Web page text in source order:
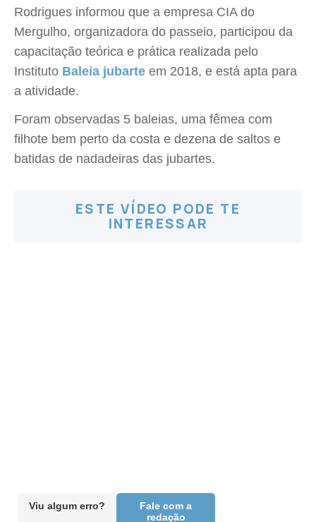
Rodrigues informou que a empresa CIA do
Mergulho, organizadora do passeio, participou da
capacitação teórica e prática realizada pelo
Instituto Baleia jubarte em 2018, e está apta para
a atividade.
Foram observadas 5 baleias, uma fêmea com
filhote bem perto da costa e dezena de saltos e
batidas de nadadeiras das jubartes.
ESTE VÍDEO PODE TE
INTERESSAR
Viu algum erro?
Fale com a
redação